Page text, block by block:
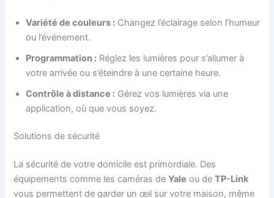
Variété de couleurs : Changez l’éclairage selon l’humeur
ou l’événement.
Programmation : Réglez les lumières pour s’allumer à
votre arrivée ou s’éteindre à une certaine heure.
Contrôle à distance : Gérez vos lumières via une
application, où que vous soyez.
Solutions de sécurité
La sécurité de votre domicile est primordiale. Des
équipements comme les caméras deYale ou deTP-Link
vous permettent de garder un œil sur votre maison, même